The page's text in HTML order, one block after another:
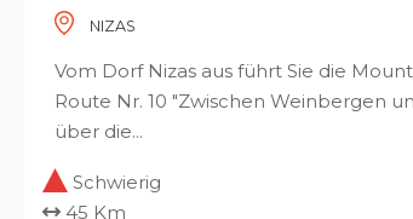
NIZAS
Vom Dorf Nizas aus führt Sie die
Route Nr. 10 "Zwischen Weinbergen
über die...
Schwierig
45 Km